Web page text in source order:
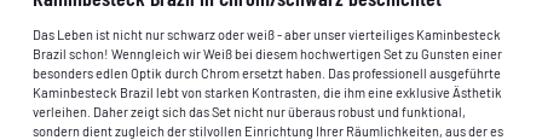
Das Leben ist nicht nur schwarz oder weiß - aber unser vierteiliges Kaminbesteck
Brazil schon! Wenngleich wir Weiß bei diesem hochwertigen Set zu Gunsten einer
besonders edlen Optik durch Chrom ersetzt haben. Das professionell ausgeführte
Kaminbesteck Brazil lebt von starken Kontrasten, die ihm eine exklusive Ästhetik
verleihen. Daher zeigt sich das Set nicht nur überaus robust und funktional,
sondern dient zugleich der stilvollen Einrichtung Ihrer Räumlichkeiten, aus der es